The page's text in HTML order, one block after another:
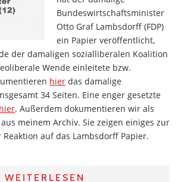
Bundeswirtschaftsminister
Otto Graf Lambsdorff (FDP)
ein Papier veröffentlicht,
der damaligen sozialliberalen Koalition
Wende einleitete bzw.
hier das damalige
34 Seiten. Eine enger gesetzte
. Außerdem dokumentieren wir als
meinem Archiv. Sie zeigen einiges zur
auf das Lambsdorff Papier.
WEITERLESEN